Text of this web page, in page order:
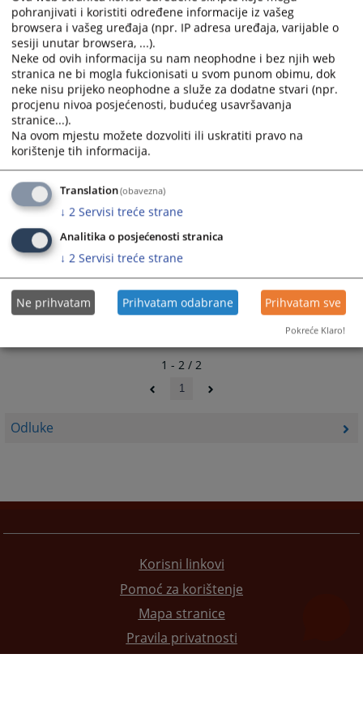
Odluke
and
select
a
date.
Press
the
question
mark
key
to
get
the
shortcuts
for
changing
dates.
and
select
date.
Press
the
mark
to
shortcuts
changing
dates.
27.01.2026.
predstavnik ugovornog organa ili s njim povezane osobe u
sukobu interesa
1 - 2 / 2
1
Korisni linkovi
Pomoć za korištenje
Mapa stranice
Pravila privatnosti
pohranjivati i koristiti određene informacije iz vašeg
browsera i vašeg uređaja (npr. IP adresa uređaja, varijable o
sesiji unutar browsera, ...).
Neke od ovih informacija su nam neophodne i bez njih web
stranica ne bi mogla fukcionisati u svom punom obimu, dok
neke nisu prijeko neophodne a služe za dodatne stvari (npr.
procjenu nivoa posjećenosti, budućeg usavršavanja
stranice...).
Na ovom mjestu možete dozvoliti ili uskratiti pravo na
korištenje tih informacija.
Translation(obavezna)
↓ 2 Servisi treće strane
Analitika o posjećenosti stranica
↓ 2 Servisi treće strane
Ne prihvatam Prihvatam odabrane Prihvatam sve
Pokreće Klaro!